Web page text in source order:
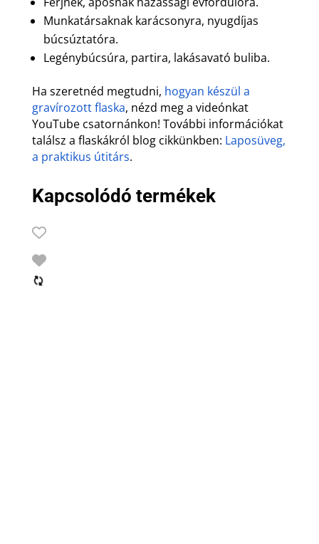
Munkatársaknak karácsonyra, nyugdíjas
búcsúztatóra.
Legénybúcsúra, partira, lakásavató buliba.
Ha szeretnéd megtudni, hogyan készül a
gravírozott flaska, nézd meg a videónkat
YouTube csatornánkon! További információkat
találsz a flaskákról blog cikkünkben: Laposüveg,
a praktikus útitárs.
Kapcsolódó termékek